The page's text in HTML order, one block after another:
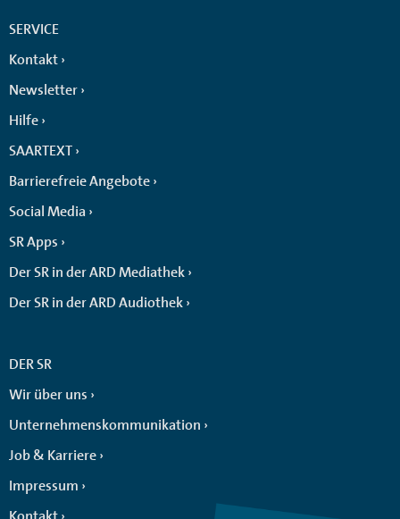
SERVICE
Kontakt
Newsletter
Hilfe
SAARTEXT
Barrierefreie Angebote
Social Media
SR Apps
Der SR in der ARD Mediathek
Der SR in der ARD Audiothek
DER SR
Wir über uns
Unternehmenskommunikation
Job & Karriere
Impressum